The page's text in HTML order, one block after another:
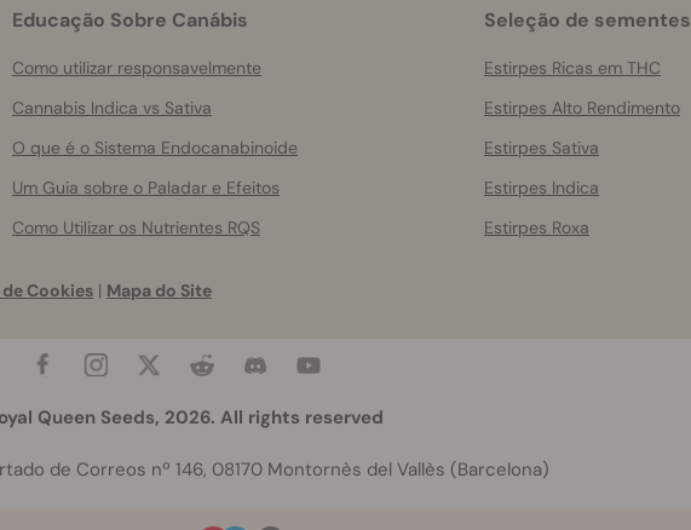
Educação Sobre Canábis
Como utilizar responsavelmente
Cannabis Indica vs Sativa
O que é o Sistema Endocanabinoide
Um Guia sobre o Paladar e Efeitos
Como Utilizar os Nutrientes RQS
Seleção de sementes
Estirpes Ricas em THC
Estirpes Alto Rendimento
Estirpes Sativa
Estirpes Indica
Estirpes Roxa
Cookies | Mapa do Site
Queen Seeds, 2026. All rights reserved
de Correos nº 146, 08170 Montornès del Vallès (Barcelona)